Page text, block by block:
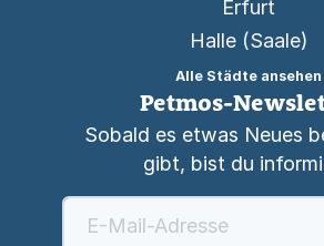
Erfurt
Halle (Saale)
Alle Städte ansehen
Petmos-
Sobald es etwas Neues
gibt, bist du